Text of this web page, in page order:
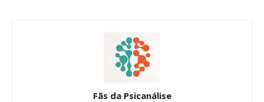
Fãs da Psicanálise